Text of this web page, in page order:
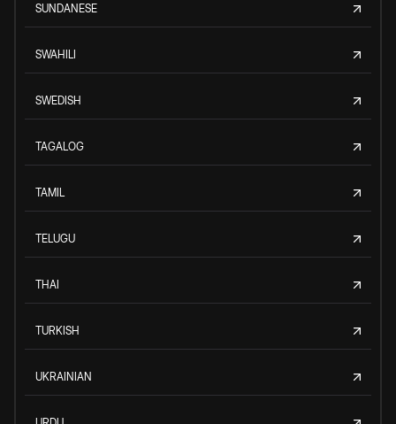
SUNDANESE
SWAHILI
SWEDISH
TAGALOG
TAMIL
TELUGU
THAI
TURKISH
UKRAINIAN